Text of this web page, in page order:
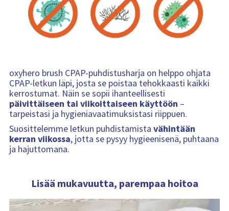
oxyhero brush CPAP-puhdistusharja on helppo ohjata
CPAP-letkun läpi, josta se poistaa tehokkaasti kaikki
kerrostumat. Näin se sopii ihanteellisesti
päivittäiseen tai viikoittaiseen käyttöön –
tarpeistasi ja hygieniavaatimuksistasi riippuen.
Suosittelemme letkun puhdistamista vähintään
kerran viikossa, jotta se pysyy hygieenisenä, puhtaana
ja hajuttomana.
Lisää mukavuutta, parempaa hoitoa